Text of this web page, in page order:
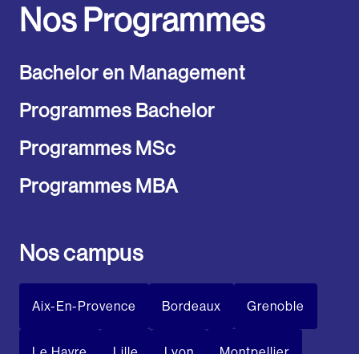
Nos Programmes
Bachelor en Management
Programmes Bachelor
Programmes MSc
Programmes MBA
Nos campus
Aix-En-Provence Bordeaux Grenoble